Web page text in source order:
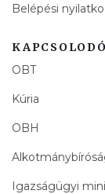
Belépési
OBT
Kúria
OBH
Igazságügyi